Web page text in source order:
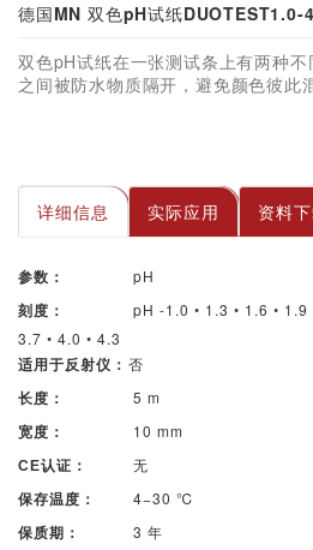
德国MN 双色pH试纸DUOTEST1.0-
双色pH试纸在一张测试条上有两种
之间被防水物质隔开，避免颜色彼此
详细信息 实际应用 资料
参数： pH
刻度：
pH -1.0 • 1.3 • 1.6 • 1.9
3.7 • 4.0 • 4.3
适用于反射仪： 否
长度： 5 m
宽度： 10 mm
CE认证： 无
保存温度： 4−30 ℃
保质期： 3 年